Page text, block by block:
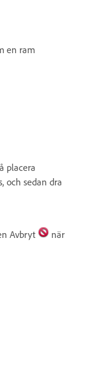
en ram
placera
och sedan dra
Avbryt
när